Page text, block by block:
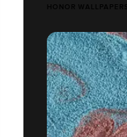
HONOR WALLPAPERS